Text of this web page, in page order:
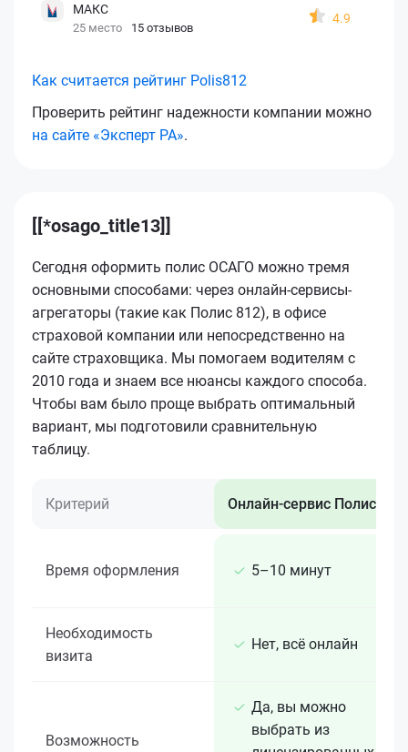
МАКС
25 место 15 отзывов
4.9
Как считается рейтинг Polis812
Проверить рейтинг надежности компании можно
на сайте «Эксперт РА».
[[*osago_title13]]
Сегодня оформить полис ОСАГО можно тремя
основными способами: через онлайн-сервисы-
агрегаторы (такие как Полис 812), в офисе
страховой компании или непосредственно на
сайте страховщика. Мы помогаем водителям с
2010 года и знаем все нюансы каждого способа.
Чтобы вам было проще выбрать оптимальный
вариант, мы подготовили сравнительную
таблицу.
Критерий Онлайн-сервис Полис 812
Время оформления 5–10 минут
Необходимость
визита
Нет, всё онлайн
Возможность
Да, вы можно
выбрать из